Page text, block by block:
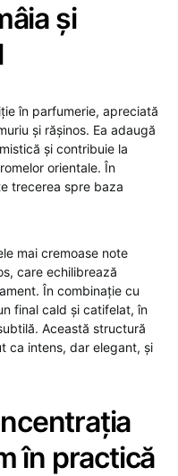
și
în parfumerie, apreciată
și rășinos. Ea adaugă
și contribuie la
orientale. În
trecerea spre baza
mai cremoase note
care echilibrează
În combinație cu
final cald și catifelat, în
Această structură
ca intens, dar elegant, și
în practică